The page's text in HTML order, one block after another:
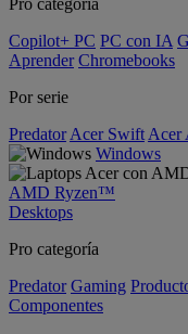
Pro categoría
Copilot+ PC PC con IA
Aprender Chromebooks
Por serie
Predator Acer Swift Acer
Windows
AMD Ryzen™
Desktops
Pro categoría
Predator Gaming
Componentes